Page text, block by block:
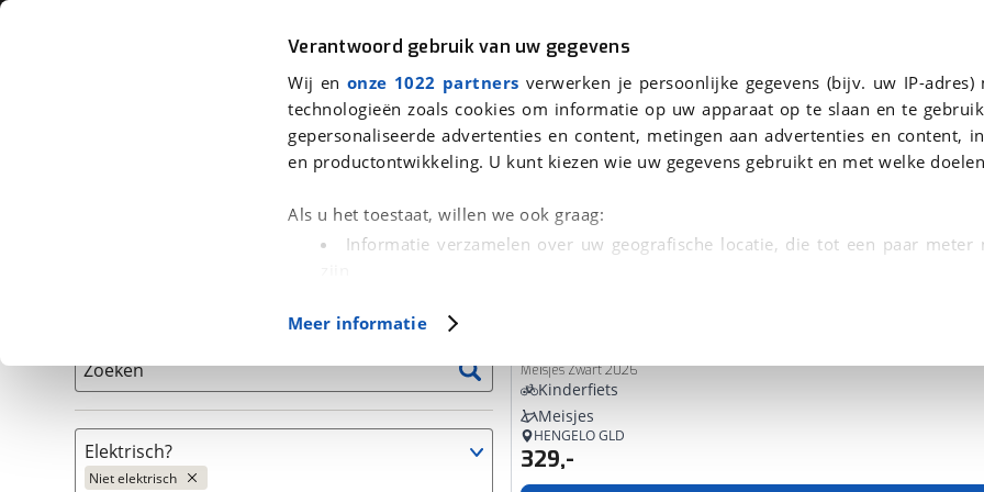
Verantwoord gebruik van uw gegevens
Wij en onze 1022 partners verwerken je persoonlijke gegevens (bijv. uw IP-adres)
technologieën zoals cookies om informatie op uw apparaat op te slaan en te
gepersonaliseerde advertenties en content, metingen aan advertenties en content,
en productontwikkeling. U kunt kiezen wie uw gegevens gebruikt en met welke
Als u het toestaat, willen we ook graag:
Informatie verzamelen over uw geografische locatie, die tot een paar meter
(fingerprinting)
in. U kunt uw toestemming op elk moment wijzigen of
Cookieverklaring.
Met cookies en vergelijkbare technieken zorgen we voor een betere en meer
Functionele cookies zorgen ervoor dat de website goed werkt. Ook gebruiken we
Meer informatie
Auto Fiets Motor
Fiets
We hebben 2 fietsen voor je gevonden
Zoeken
Elektrisch?
Niet elektrisch
Meisjes Zwart 2026
Kinderfiets
Meisjes
HENGELO GLD
329,-